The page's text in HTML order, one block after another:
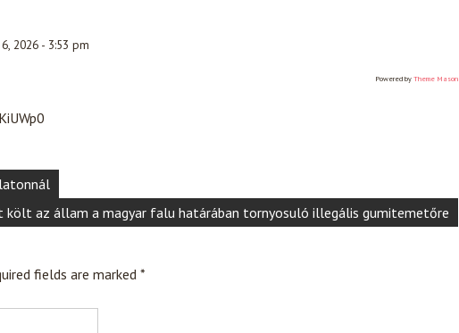
2026 - 3:53 pm
Powered by Theme Mason
költ az állam a magyar falu határában tornyosuló illegális gumitemetőre
fields are marked *